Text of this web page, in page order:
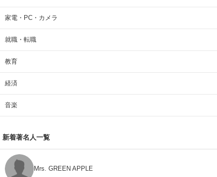
家電・PC・カメラ
就職・転職
教育
経済
音楽
新着著名人一覧
Mrs. GREEN APPLE